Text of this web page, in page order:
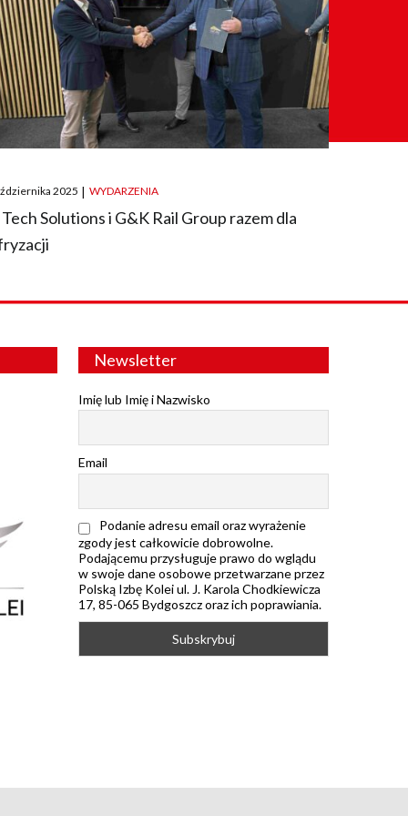
2025 | WYDARZENIA
Tech Solutions i G&K Rail Group razem dla
Newsletter
Imię lub Imię i Nazwisko
Email
Podanie adresu email oraz wyrażenie
zgody jest całkowicie dobrowolne.
Podającemu przysługuje prawo do wglądu
w swoje dane osobowe przetwarzane przez
Polską Izbę Kolei ul. J. Karola Chodkiewicza
17, 85-065 Bydgoszcz oraz ich poprawiania.